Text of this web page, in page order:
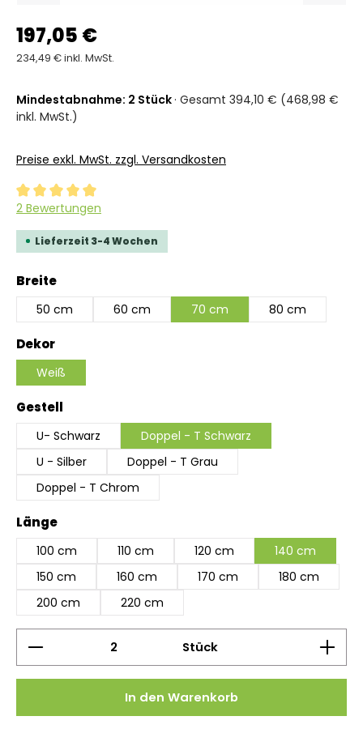
197,05 €
234,49 € inkl. MwSt.
Mindestabnahme: 2 Stück · Gesamt 394,10 € (468,98 €
inkl. MwSt.)
Preise exkl. MwSt. zzgl. Versandkosten
Durchschnittliche Bewertung von 5 von 5 Sternen
2 Bewertungen
Lieferzeit 3-4 Wochen
Breiteauswählen
50 cm 60 cm 70 cm 80 cm
Dekorauswählen
Weiß
Gestell
U- Schwarz
Doppel - T Schwarz
U - Silber
Doppel - T Grau
Doppel - T Chrom
Längeauswählen
100 cm 110 cm 120 cm
140 cm
150 cm
160 cm 170 cm
180 cm
200 cm
220 cm
Produkt Anzahl: Gib den gewünschten Wert
Stück
In den Warenkorb